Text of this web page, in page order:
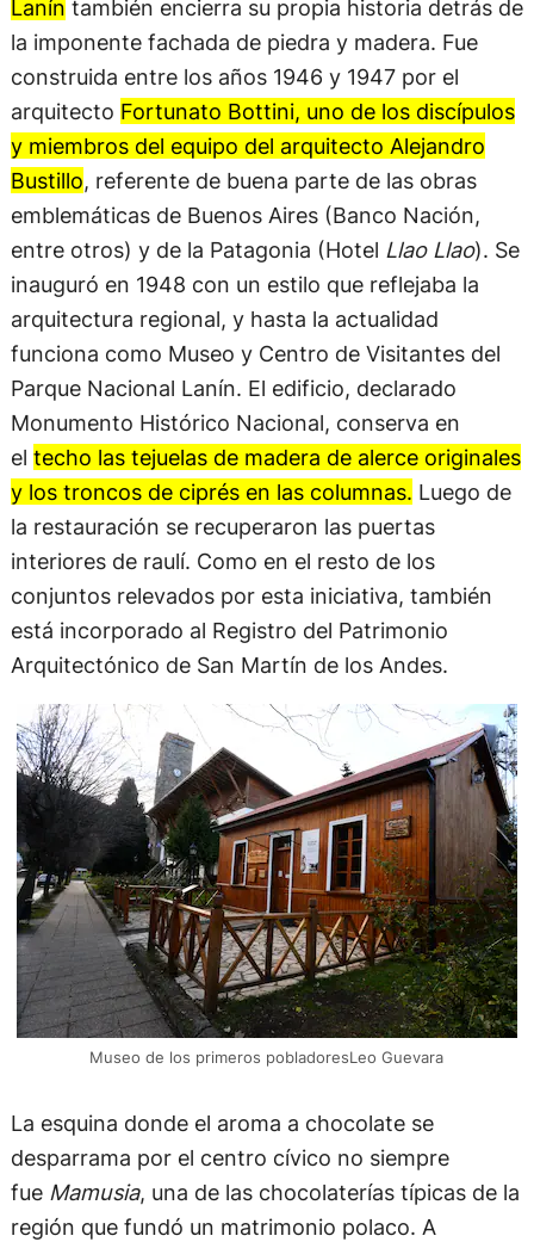
Lanín también encierra su propia historia detrás de
la imponente fachada de piedra y madera. Fue
construida entre los años 1946 y 1947 por el
arquitecto Fortunato Bottini, uno de los discípulos
y miembros del equipo del arquitecto Alejandro
Bustillo, referente de buena parte de las obras
emblemáticas de Buenos Aires (Banco Nación,
entre otros) y de la Patagonia (Hotel Llao Llao). Se
inauguró en 1948 con un estilo que reflejaba la
arquitectura regional, y hasta la actualidad
funciona como Museo y Centro de Visitantes del
Parque Nacional Lanín. El edificio, declarado
Monumento Histórico Nacional, conserva en
el techo las tejuelas de madera de alerce originales
y los troncos de ciprés en las columnas. Luego de
la restauración se recuperaron las puertas
interiores de raulí. Como en el resto de los
conjuntos relevados por esta iniciativa, también
está incorporado al Registro del Patrimonio
Arquitectónico de San Martín de los Andes.
Museo de los primeros pobladoresLeo Guevara
La esquina donde el aroma a chocolate se
desparrama por el centro cívico no siempre
fue Mamusia, una de las chocolaterías típicas de la
región que fundó un matrimonio polaco. A